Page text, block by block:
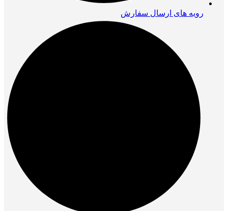
رویه های ارسال سفارش